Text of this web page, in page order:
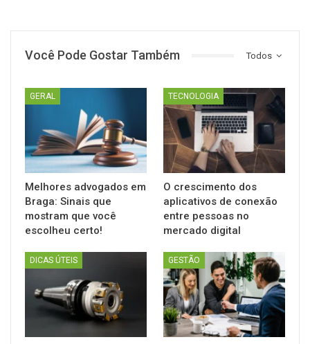
Todos
Você Pode Gostar Também
GERAL
Melhores advogados em
Braga: Sinais que
mostram que você
escolheu certo!
TECNOLOGIA
O crescimento dos
aplicativos de conexão
entre pessoas no
mercado digital
DICAS ÚTEIS GESTÃO